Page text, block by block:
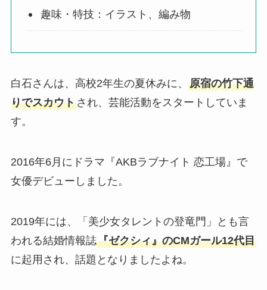
趣味・特技：イラスト、編み物
白石さんは、高校2年生の夏休みに、 原宿の竹下通
りでスカウトされ、芸能活動をスタートしていま
す。
2016年6月にドラマ『AKBラブナイト 恋工場』で
女優デビューしました。
2019年には、「美少女タレントの登竜門」とも言
われる結婚情報誌『ゼクシィ』のCMガール12代目
に起用され、話題となりましたよね。